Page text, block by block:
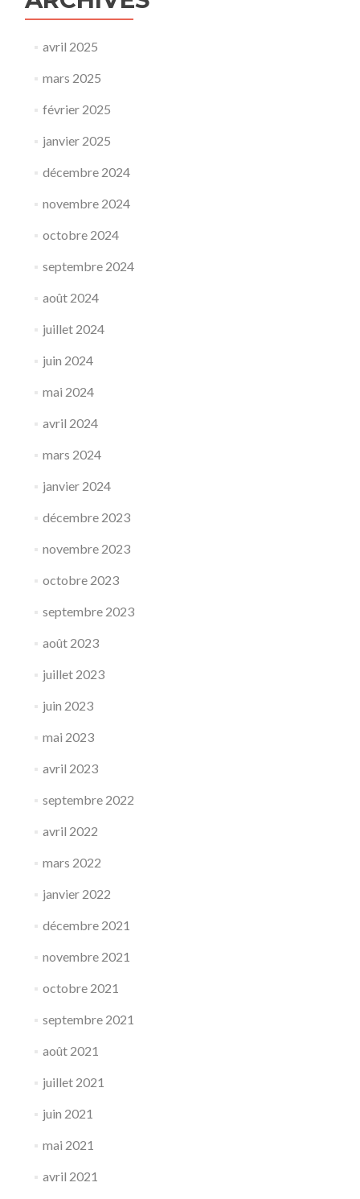
avril 2025
mars 2025
février 2025
janvier 2025
décembre 2024
novembre 2024
octobre 2024
septembre 2024
août 2024
juillet 2024
juin 2024
mai 2024
avril 2024
mars 2024
janvier 2024
décembre 2023
novembre 2023
octobre 2023
septembre 2023
août 2023
juillet 2023
juin 2023
mai 2023
avril 2023
septembre 2022
avril 2022
mars 2022
janvier 2022
décembre 2021
novembre 2021
octobre 2021
septembre 2021
août 2021
juillet 2021
juin 2021
mai 2021
avril 2021